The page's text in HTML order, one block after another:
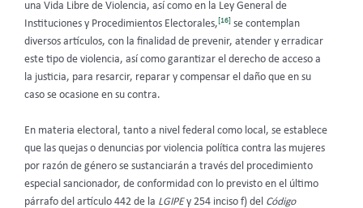
una Vida Libre de Violencia, así como en la Ley General de
Instituciones y Procedimientos Electorales,[16] se contemplan
diversos artículos, con la finalidad de prevenir, atender y erradicar
este tipo de violencia, así como garantizar el derecho de acceso a
la justicia, para resarcir, reparar y compensar el daño que en su
caso se ocasione en su contra.
En materia electoral, tanto a nivel federal como local, se establece
que las quejas o denuncias por violencia política contra las mujeres
por razón de género se sustanciarán a través del procedimiento
especial sancionador, de conformidad con lo previsto en el último
párrafo del artículo 442 de la LGIPEy 254 inciso f) del Código